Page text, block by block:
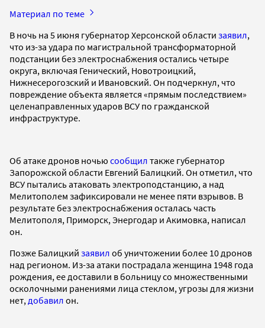
Материал по теме
В ночь на 5 июня губернатор Херсонской области заявил,
что из-за удара по магистральной трансформаторной
подстанции без электроснабжения остались четыре
округа, включая Генический, Новотроицкий,
Нижнесерогозский и Ивановский. Он подчеркнул, что
повреждение объекта является «прямым последствием»
целенаправленных ударов ВСУ по гражданской
инфраструктуре.
Об атаке дронов ночью сообщил также губернатор
Запорожской области Евгений Балицкий. Он отметил, что
ВСУ пытались атаковать электроподстанцию, а над
Мелитополем зафиксировали не менее пяти взрывов. В
результате без электроснабжения осталась часть
Мелитополя, Приморск, Энергодар и Акимовка, написал
он.
Позже Балицкий заявил об уничтожении более 10 дронов
над регионом. Из-за атаки пострадала женщина 1948 года
рождения, ее доставили в больницу со множественными
осколочными ранениями лица стеклом, угрозы для жизни
нет, добавил он.